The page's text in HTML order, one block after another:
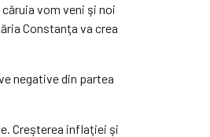
vom veni şi noi
Constanţa va crea
negative din partea
Creşterea inflaţiei şi